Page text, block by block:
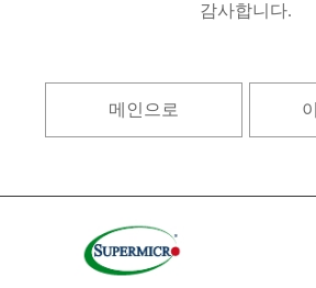
감사합니다.
메인으로